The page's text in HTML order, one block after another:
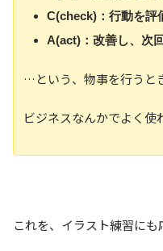
C(check) ：行動を評
A(act) ：改善し、次
…という、物事を行うと
ビジネスなんかでよく使
これを、イラスト練習にも